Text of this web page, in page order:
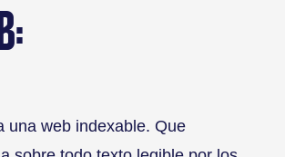
una web indexable. Que